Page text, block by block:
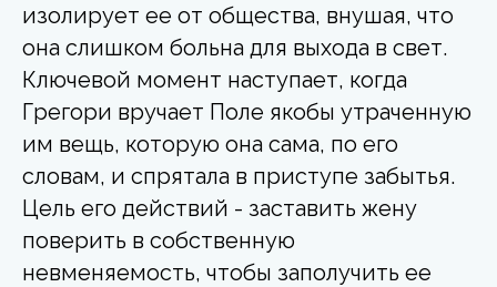
изолирует ее от общества, внушая, что
она слишком больна для выхода в свет.
Ключевой момент наступает, когда
Грегори вручает Поле якобы утраченную
им вещь, которую она сама, по его
словам, и спрятала в приступе забытья.
Цель его действий - заставить жену
поверить в собственную
невменяемость, чтобы заполучить ее